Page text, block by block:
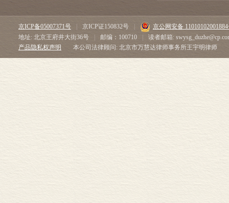
京ICP备05007371号 京ICP证150832号
京公网安备
地址: 北京王府井大街36号
邮编：100710
读者邮箱:
产品隐私权声明
本公司法律顾问: 北京市万慧达律师事务所王宇明律师